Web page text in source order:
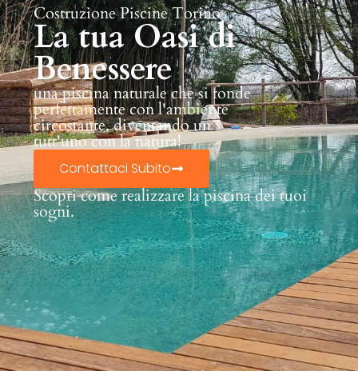
Costruzione Piscine Torino
La tua Oasi di
Benessere
una piscina naturale che si fonde
perfettamente con l'ambiente
circostante, diventando un
tutt'uno con la natura!
Contattaci Subito
Scopri come realizzare la piscina dei tuoi
sogni.